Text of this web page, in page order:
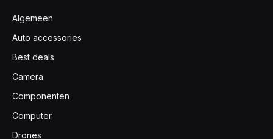
Algemeen
Auto accessories
Best deals
Camera
Componenten
Computer
Drones